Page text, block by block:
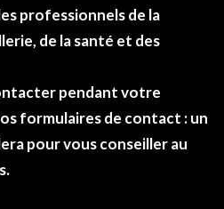
professionnels de la
de la santé et des
pendant votre
formulaires de contact : un
pour vous conseiller au